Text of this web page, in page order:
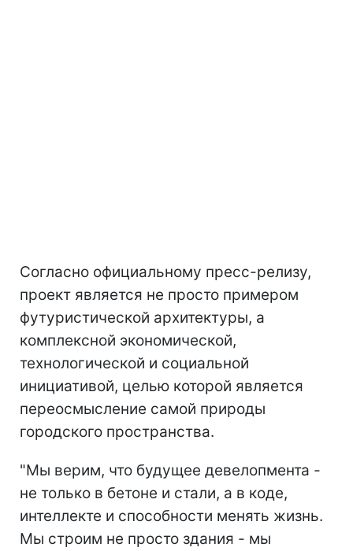
Согласно официальному пресс-релизу,
проект является не просто примером
футуристической архитектуры, а
комплексной экономической,
технологической и социальной
инициативой, целью которой является
переосмысление самой природы
городского пространства.
"Мы верим, что будущее девелопмента -
не только в бетоне и стали, а в коде,
интеллекте и способности менять жизнь.
Мы строим не просто здания - мы